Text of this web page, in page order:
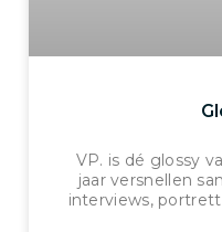
VP. is dé glossy
jaar versnellen
interviews,